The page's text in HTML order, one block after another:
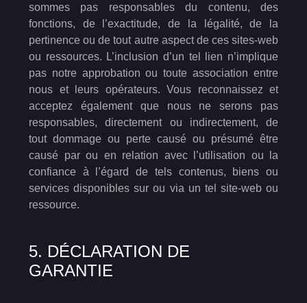
sommes pas responsables du contenu, des
fonctions, de l’exactitude, de la légalité, de la
pertinence ou de tout autre aspect de ces sites-web
ou ressources. L’inclusion d’un tel lien n’implique
pas notre approbation ou toute association entre
nous et leurs opérateurs. Vous reconnaissez et
acceptez également que nous ne serons pas
responsables, directement ou indirectement, de
tout dommage ou perte causé ou présumé être
causé par ou en relation avec l’utilisation ou la
confiance à l’égard de tels contenus, biens ou
services disponibles sur ou via un tel site-web ou
ressource.
5. DÉCLARATION DE
GARANTIE